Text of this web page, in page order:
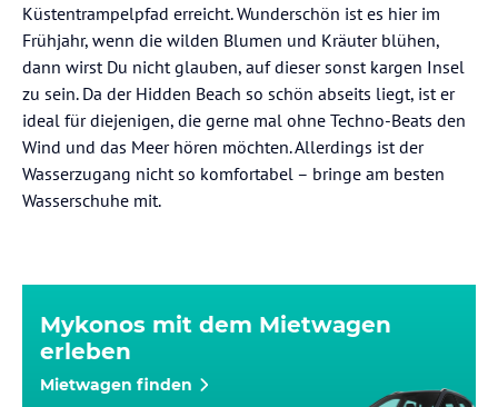
Küstentrampelpfad erreicht. Wunderschön ist es hier im
Frühjahr, wenn die wilden Blumen und Kräuter blühen,
dann wirst Du nicht glauben, auf dieser sonst kargen Insel
zu sein. Da der Hidden Beach so schön abseits liegt, ist er
ideal für diejenigen, die gerne mal ohne Techno-Beats den
Wind und das Meer hören möchten. Allerdings ist der
Wasserzugang nicht so komfortabel – bringe am besten
Wasserschuhe mit.
Mykonos mit dem Mietwagen
erleben
Mietwagen finden